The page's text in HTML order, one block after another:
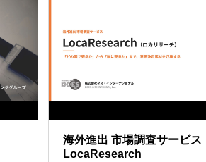
海外進出 市場調査サービス
LocaResearch